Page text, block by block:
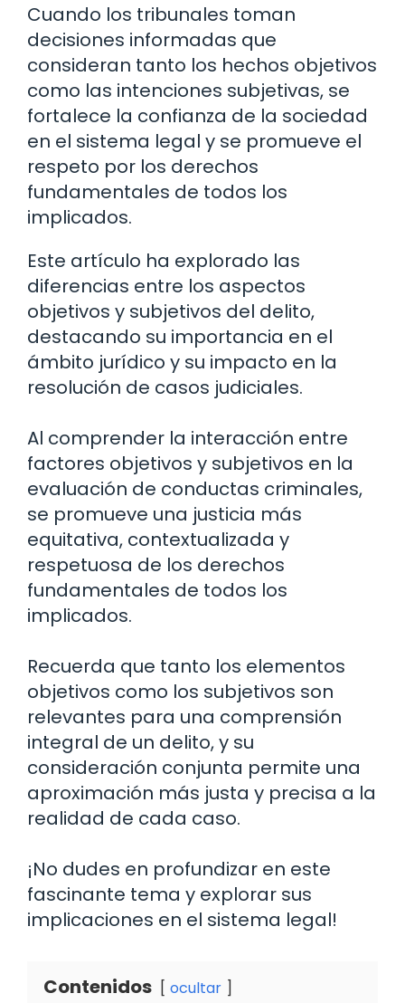
Cuando los tribunales toman
decisiones informadas que
consideran tanto los hechos objetivos
como las intenciones subjetivas, se
fortalece la confianza de la sociedad
en el sistema legal y se promueve el
respeto por los derechos
fundamentales de todos los
implicados.
Este artículo ha explorado las
diferencias entre los aspectos
objetivos y subjetivos del delito,
destacando su importancia en el
ámbito jurídico y su impacto en la
resolución de casos judiciales.
Al comprender la interacción entre
factores objetivos y subjetivos en la
evaluación de conductas criminales,
se promueve una justicia más
equitativa, contextualizada y
respetuosa de los derechos
fundamentales de todos los
implicados.
Recuerda que tanto los elementos
objetivos como los subjetivos son
relevantes para una comprensión
integral de un delito, y su
consideración conjunta permite una
aproximación más justa y precisa a la
realidad de cada caso.
¡No dudes en profundizar en este
fascinante tema y explorar sus
implicaciones en el sistema legal!
Contenidos ocultar